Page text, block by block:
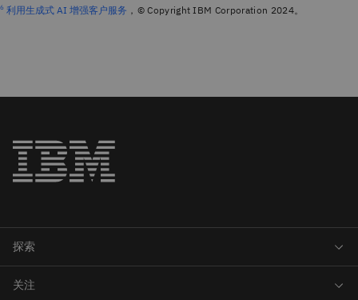
6 利用生成式 AI 增强客户服务 ，© Copyright IBM Corporation 2024。